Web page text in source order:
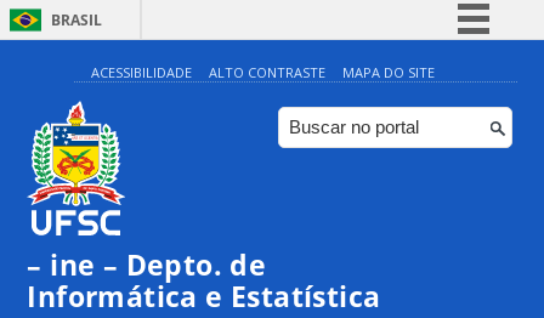
BRASIL
Simplifique!
Comunica BR
Participe
ACESSIBILIDADE ALTO CONTRASTE MAPA DO SITE
– ine – Depto. de
Informática e Estatística